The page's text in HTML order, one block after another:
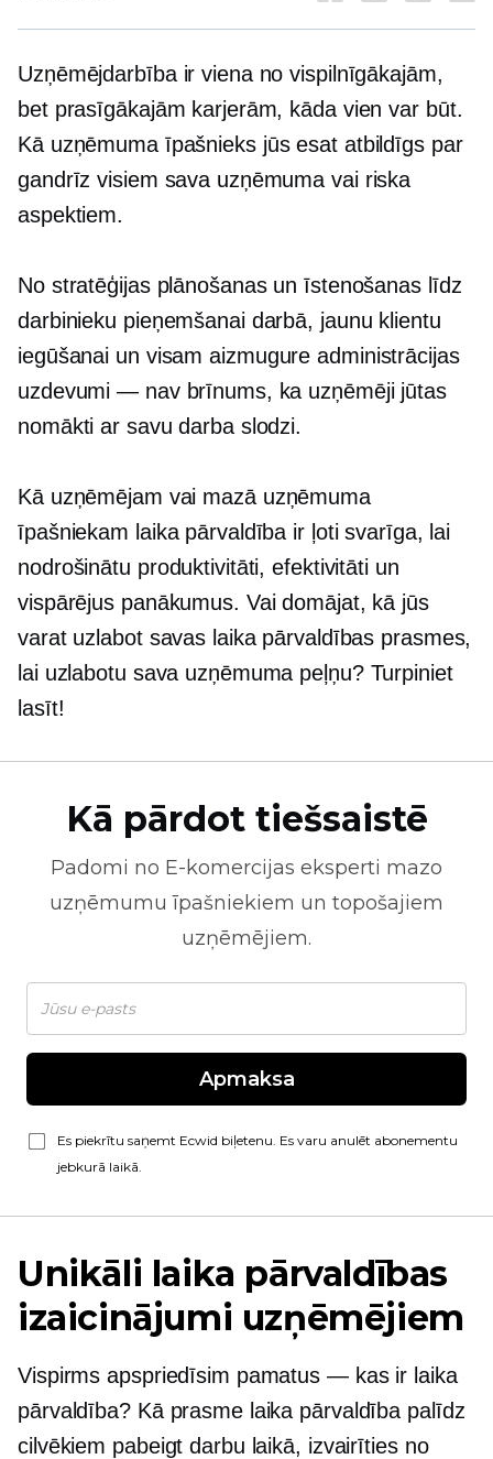
Uzņēmējdarbība ir viena no vispilnīgākajām,
bet prasīgākajām karjerām, kāda vien var būt.
Kā uzņēmuma īpašnieks jūs esat atbildīgs par
gandrīz visiem sava uzņēmuma vai riska
aspektiem.
No stratēģijas plānošanas un īstenošanas līdz
darbinieku pieņemšanai darbā, jaunu klientu
iegūšanai un visamaizmugure administrācijas
uzdevumi — nav brīnums, ka uzņēmēji jūtas
nomākti ar savu darba slodzi.
Kā uzņēmējam vai mazā uzņēmuma
īpašniekam laika pārvaldība ir ļoti svarīga, lai
nodrošinātu produktivitāti, efektivitāti un
vispārējus panākumus. Vai domājat, kā jūs
varat uzlabot savas laika pārvaldības prasmes,
lai uzlabotu sava uzņēmuma peļņu? Turpiniet
lasīt!
Kā pārdot tiešsaistē
Padomi no E-komercijas eksperti mazo
uzņēmumu īpašniekiem un topošajiem
uzņēmējiem.
Apmaksa
Es piekrītu saņemt Ecwid biļetenu. Es varu anulēt abonementu
jebkurā laikā.
Unikāli laika pārvaldības
izaicinājumi uzņēmējiem
Vispirms apspriedīsim pamatus — kas ir laika
pārvaldība? Kā prasme laika pārvaldība palīdz
cilvēkiem pabeigt darbu laikā, izvairīties no